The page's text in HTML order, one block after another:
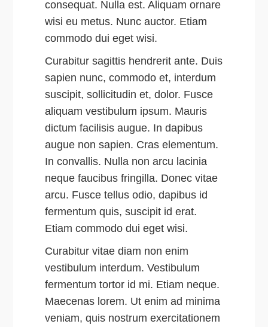
consequat. Nulla est. Aliquam ornare
wisi eu metus. Nunc auctor. Etiam
commodo dui eget wisi.
Curabitur sagittis hendrerit ante. Duis
sapien nunc, commodo et, interdum
suscipit, sollicitudin et, dolor. Fusce
aliquam vestibulum ipsum. Mauris
dictum facilisis augue. In dapibus
augue non sapien. Cras elementum.
In convallis. Nulla non arcu lacinia
neque faucibus fringilla. Donec vitae
arcu. Fusce tellus odio, dapibus id
fermentum quis, suscipit id erat.
Etiam commodo dui eget wisi.
Curabitur vitae diam non enim
vestibulum interdum. Vestibulum
fermentum tortor id mi. Etiam neque.
Maecenas lorem. Ut enim ad minima
veniam, quis nostrum exercitationem